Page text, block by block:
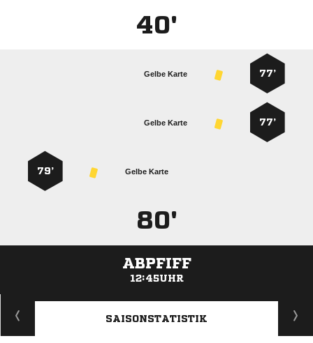
40'
77’
Gelbe Karte
77’
Gelbe Karte
Gelbe Karte
79’
80'
ABPFIFF
12:45UHR
ANZEIGE
SAISONSTATISTIK